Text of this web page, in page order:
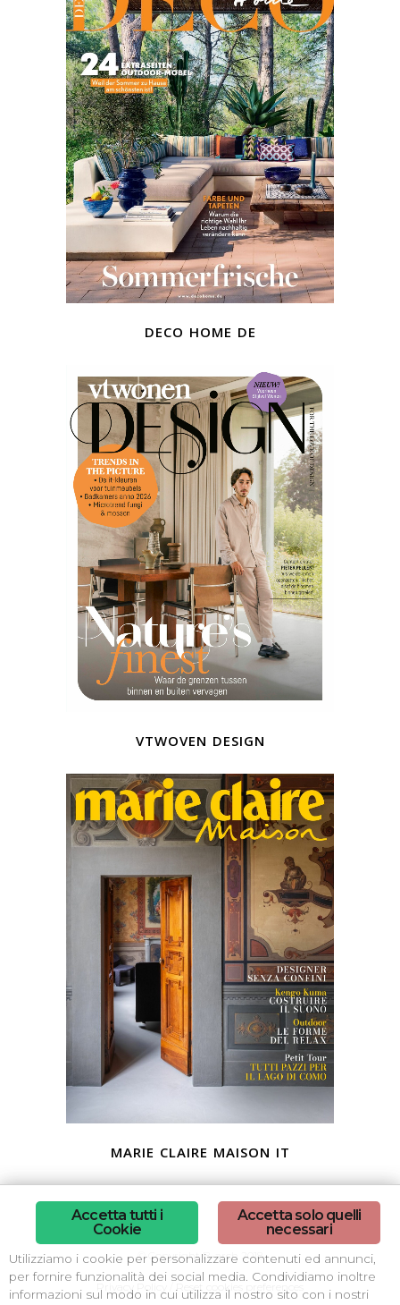
deco home de
vtwoven design
marie claire maison it
© Copyright B-arch 2018
Privacy Policy Reset cookies preferences
Accetta solo quelli
necessari
Accetta tutti i
Cookie
Utilizziamo i cookie per personalizzare contenuti ed annunci,
per fornire funzionalità dei social media. Condividiamo inoltre
informazioni sul modo in cui utilizza il nostro sito con i nostri